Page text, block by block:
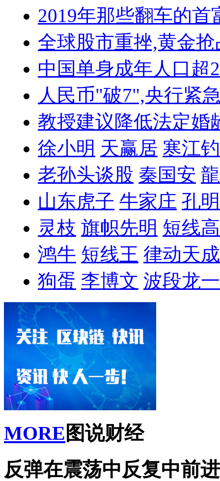
2019年那些翻车的首
全球股市重挫,黄金抢
中国单身成年人口超
人民币"破7",央行紧
教授建议降低法定婚
徐小明 天赢居 寒江
老孙头谈股 秦国安
山东虎子 牛家庄 孔
灵枝 旗帜先明 短线
鸿牛 短线王 律动天成
狗蛋 李博文 波段龙一
MORE 图说财经
反弹在震荡中反复中前